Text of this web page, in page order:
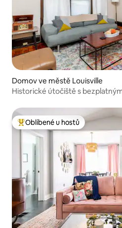
Domov ve městě Louisville
Historické útočiště s
Nejlepší v kategorii Oblíbené u
Oblíbené u hostů